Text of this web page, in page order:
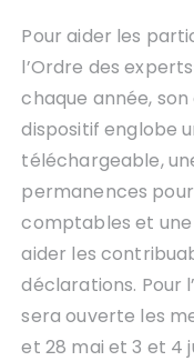
Pour aider les
l’Ordre des
chaque année,
dispositif englobe
téléchargeable,
permanences
comptables et
aider les
déclarations. Pour
sera ouverte les
et 28 mai et 3 et 4